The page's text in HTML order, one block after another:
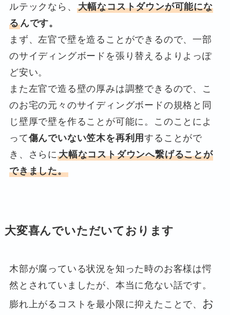
ルテックなら、 大幅なコストダウンが可能にな
るんです。
まず、左官で壁を造ることができるので、一部
のサイディングボードを張り替えるよりよっぽ
ど安い。
また左官で造る壁の厚みは調整できるので、こ
のお宅の元々のサイディングボードの規格と同
じ壁厚で壁を作ることが可能に。このことによ
って傷んでいない笠木を再利用することがで
き、さらに大幅なコストダウンへ繋げることが
できました。
大変喜んでいただいております
木部が腐っている状況を知った時のお客様は愕
然とされていましたが、本当に危ない話です。
膨れ上がるコストを最小限に抑えたことで、 お